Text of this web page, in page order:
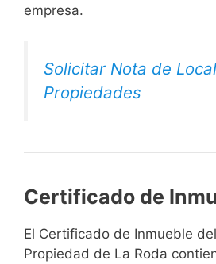
empresa.
Solicitar Nota de
Propiedades
Certificado de
El Certificado de Inmueble
Propiedad de La Roda